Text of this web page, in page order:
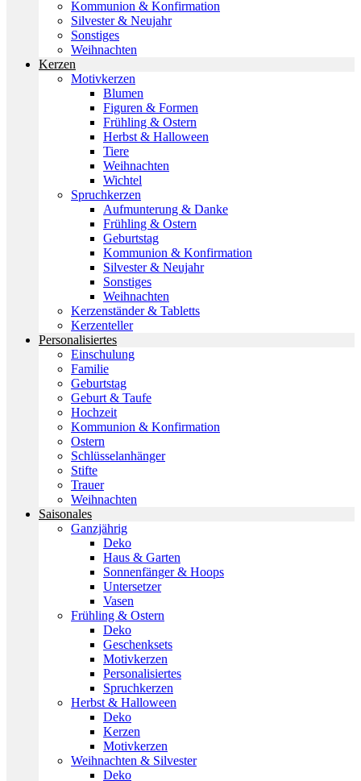
Kommunion & Konfirmation
Silvester & Neujahr
Sonstiges
Weihnachten
Kerzen
Motivkerzen
Blumen
Figuren & Formen
Frühling & Ostern
Herbst & Halloween
Tiere
Weihnachten
Wichtel
Spruchkerzen
Aufmunterung & Danke
Frühling & Ostern
Geburtstag
Kommunion & Konfirmation
Silvester & Neujahr
Sonstiges
Weihnachten
Kerzenständer & Tabletts
Kerzenteller
Personalisiertes
Einschulung
Familie
Geburtstag
Geburt & Taufe
Hochzeit
Kommunion & Konfirmation
Ostern
Schlüsselanhänger
Stifte
Trauer
Weihnachten
Saisonales
Ganzjährig
Deko
Haus & Garten
Sonnenfänger & Hoops
Untersetzer
Vasen
Frühling & Ostern
Deko
Geschenksets
Motivkerzen
Personalisiertes
Spruchkerzen
Herbst & Halloween
Deko
Kerzen
Motivkerzen
Weihnachten & Silvester
Deko